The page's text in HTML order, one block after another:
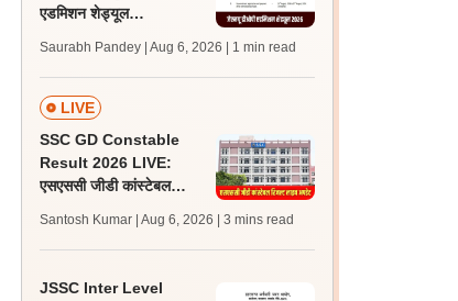
एडमिशन शेड्यूल
24 अगस्त को जारी होगी मेरिट
लिस्ट
Saurabh Pandey | Aug 6, 2026 | 1 min read
LIVE
SSC GD Constable
Result 2026 LIVE:
एसएससी जीडी कांस्टेबल
लेटेस्ट अपडेट, स्कोरकार्ड लिंक
Santosh Kumar | Aug 6, 2026 | 3 mins read
JSSC Inter Level